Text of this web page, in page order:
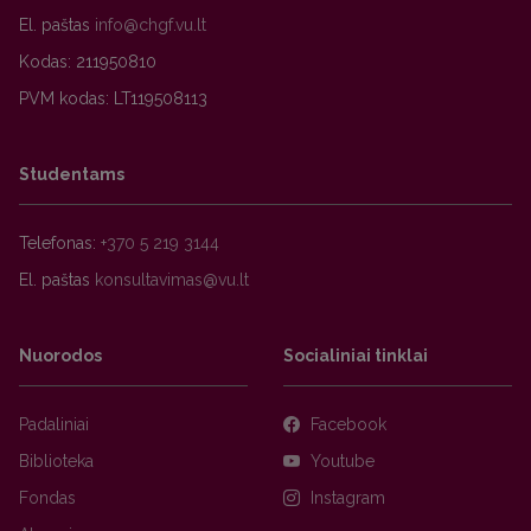
El. paštas
Kodas: 211950810
PVM kodas: LT119508113
Studentams
Telefonas: +370 5 219 3144
El. paštas
Nuorodos
Padaliniai
Biblioteka
Fondas
Socialiniai tinklai
Facebook
Youtube
Instagram